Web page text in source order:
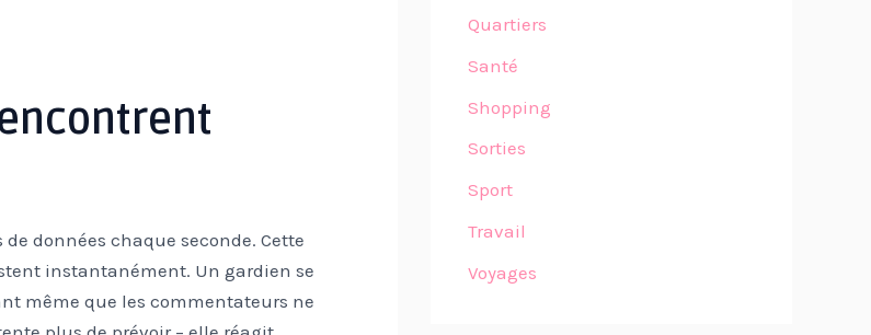
données chaque seconde. Cette
instantanément. Un gardien se
même que les commentateurs ne
Quartiers
Santé
Shopping
Sorties
Sport
Travail
Voyages